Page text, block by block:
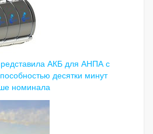
АКБ для АНПА с
десятки минут
номинала